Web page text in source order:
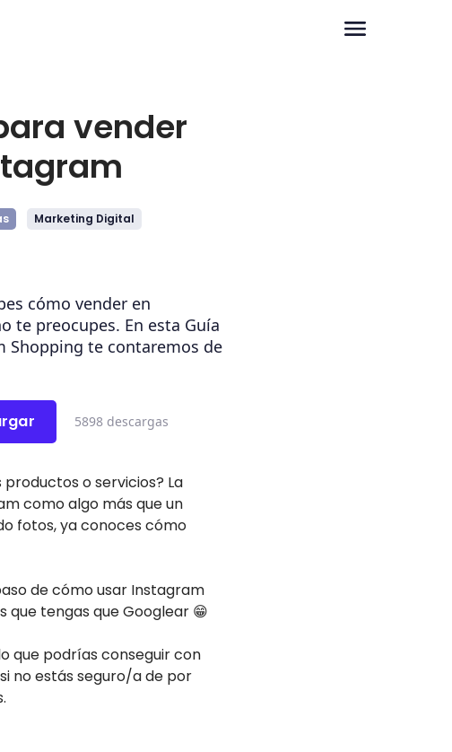
vender
Marketing Digital
cómo vender en
te preocupes. En esta Guía
Shopping te contaremos de
5898 descargas
o servicios? La
como algo más que un
fotos, ya conoces cómo
de cómo usar Instagram
que tengas que Googlear 😁
que podrías conseguir con
no estás seguro/a de por